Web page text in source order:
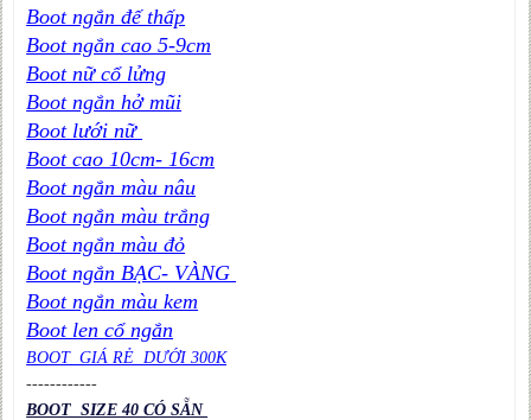
Boot ngắn đế thấp
Boot ngắn cao 5-9cm
Boot nữ cổ lửng
Boot ngắn hở mũi
Boot lưới nữ
Boot cao 10cm- 16cm
Boot ngắn màu nâu
Boot ngắn màu trắng
Boot ngắn màu đỏ
Boot ngắn BẠC- VÀNG
Boot ngắn màu kem
Boot len cổ ngắn
BOOT GIÁ RẺ DƯỚI 300K
------------
BOOT SIZE 40 CÓ SẴN